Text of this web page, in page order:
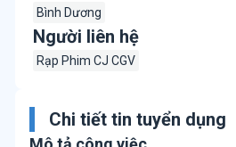
Bình Dương
Người liên hệ
Rạp Phim CJ CGV
Chi tiết tin tuyển dụng